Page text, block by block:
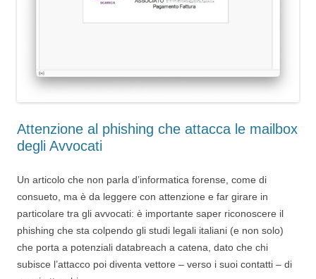
Attenzione al phishing che attacca le mailbox
degli Avvocati
Un articolo che non parla d’informatica forense, come di
consueto, ma è da leggere con attenzione e far girare in
particolare tra gli avvocati: è importante saper riconoscere il
phishing che sta colpendo gli studi legali italiani (e non solo)
che porta a potenziali databreach a catena, dato che chi
subisce l’attacco poi diventa vettore – verso i suoi contatti – di